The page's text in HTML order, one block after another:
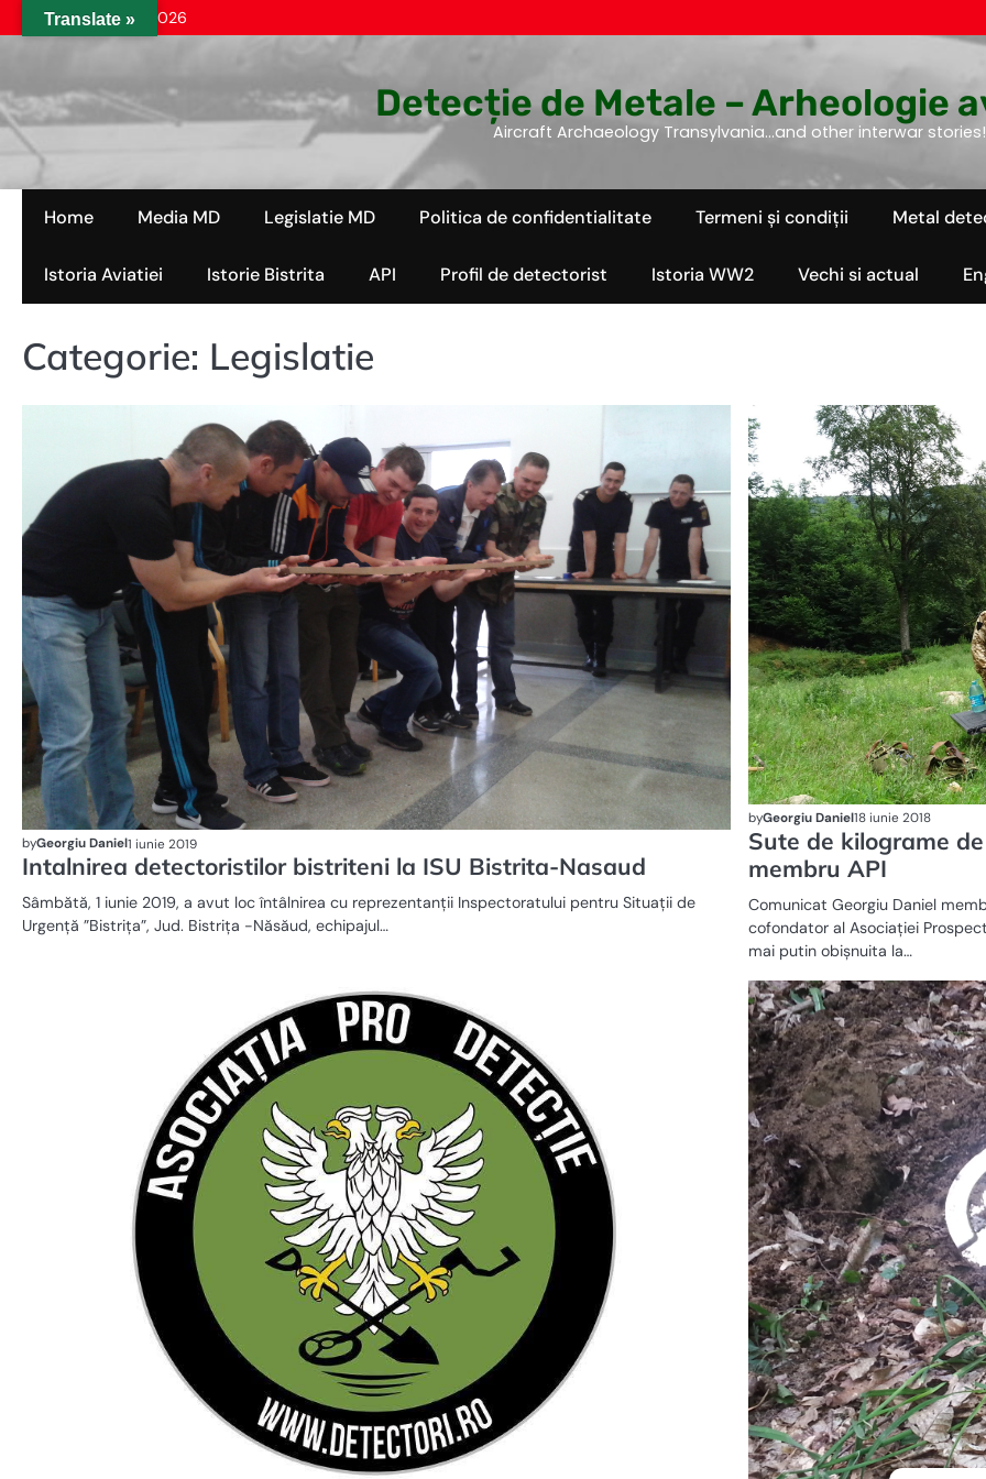
to
vineri, aug. 07, 2026
Detecție de Metale – Arheologie
Aircraft Archaeology Transylvania…and other interwar stories!
Home Media MD Legislatie MD Politica de confidentialitate Termeni și condiții Metal
Istoria Aviatiei Istorie Bistrita API Profil de detectorist Istoria WW2 Vechi si actual
Categorie: Legislatie
BISTRITA
LEGISLATIE
byGeorgiu Daniel1 iunie 2019
Intalnirea detectoristilor bistriteni la ISU Bistrita-Nasaud
Sâmbătă, 1 iunie 2019, a avut loc întâlnirea cu reprezentanții Inspectoratului pentru Situații de
Urgență ”Bistrița”, Jud. Bistrița -Năsăud, echipajul…
byGeorgiu Daniel18 iunie 2018
Sute de kilograme
membru API
Comunicat Georgiu Daniel
cofondator al Asociației
mai putin obișnuita la…
FĂRĂ
CATEGORIE
LEGISLATIE
METAL
DETECTOR
NOUTATI
TEORIA
CONSPIRATIILOR
Translate »